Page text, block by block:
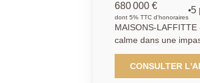
680 000 €
dont 5% TTC d'honoraires
5
MAISONS-
calme dans une impasse
cuisine équipée ouverte sur salle à manger - 3 chambres et - salle
d'eau - Joli jardin
CONSULTER